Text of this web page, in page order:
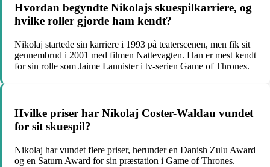
Hvordan begyndte Nikolajs skuespilkarriere, og
hvilke roller gjorde ham kendt?
Nikolaj startede sin karriere i 1993 på teaterscenen, men fik sit
gennembrud i 2001 med filmen Nattevagten. Han er mest kendt
for sin rolle som Jaime Lannister i tv-serien Game of Thrones.
Hvilke priser har Nikolaj Coster-Waldau vundet
for sit skuespil?
Nikolaj har vundet flere priser, herunder en Danish Zulu Award
og en Saturn Award for sin præstation i Game of Thrones.